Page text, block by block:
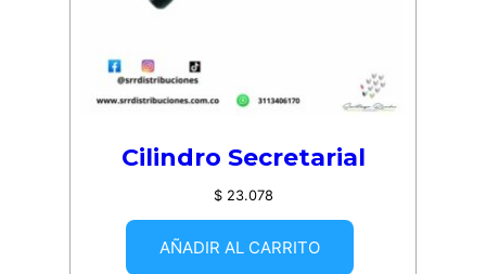
Cilindro Secretarial
$23.078
AÑADIR AL CARRITO